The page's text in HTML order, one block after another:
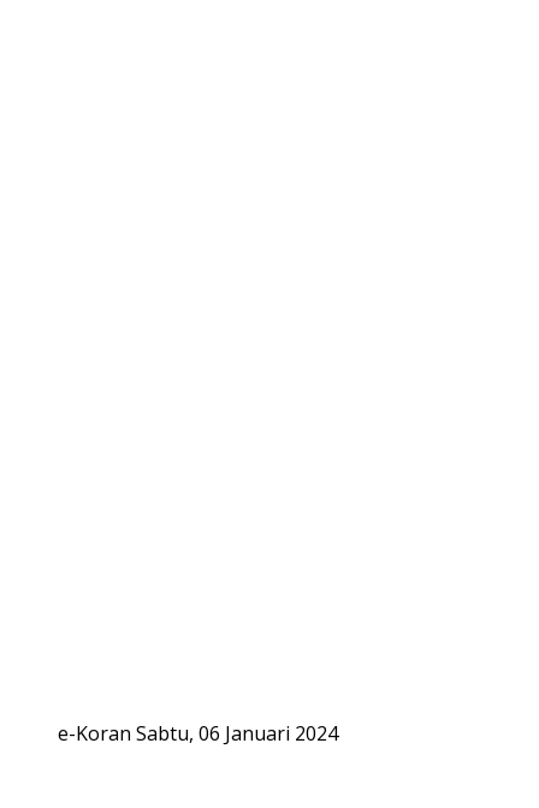
e-Koran Sabtu, 06 Januari 2024